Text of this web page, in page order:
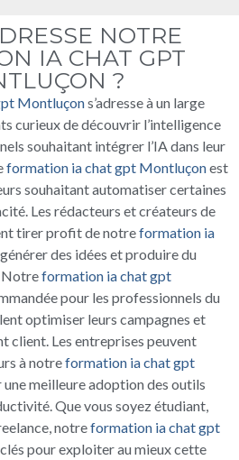
NOTRE
IA CHAT GPT
?
Montluçons’adresse à un large
curieux de découvrir l’intelligence
souhaitant intégrer l’IA dans leur
formation ia chat gpt Montluçonest
souhaitant automatiser certaines
Les rédacteurs et créateurs de
tirer profit de notreformation ia
des idées et produire du
Notreformation ia chat gpt
pour les professionnels du
optimiser leurs campagnes et
client. Les entreprises peuvent
à notreformation ia chat gpt
meilleure adoption des outils
Que vous soyez étudiant,
notreformation ia chat gpt
pour exploiter au mieux cette